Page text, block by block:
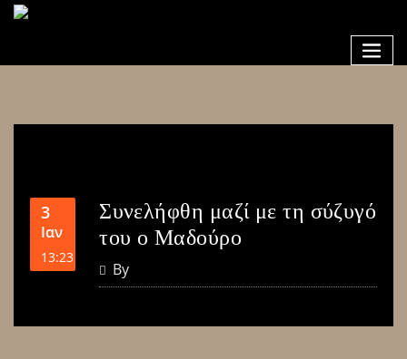
3
Ιαν
13:23
Συνελήφθη μαζί με τη σύζυγό
του ο Μαδούρο
By